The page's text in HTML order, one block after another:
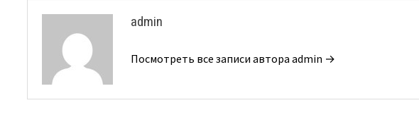
admin
Посмотреть все записи автора admin →